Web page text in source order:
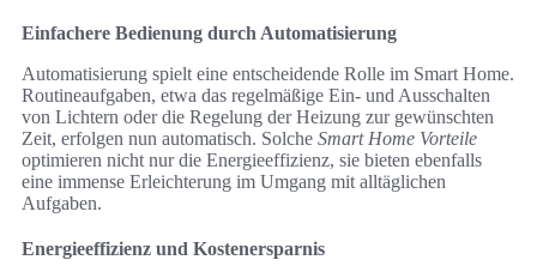
Einfachere Bedienung durch Automatisierung
Automatisierung spielt eine entscheidende Rolle im Smart Home.
Routineaufgaben, etwa das regelmäßige Ein- und Ausschalten
von Lichtern oder die Regelung der Heizung zur gewünschten
Zeit, erfolgen nun automatisch. Solche Smart Home Vorteile
optimieren nicht nur die Energieeffizienz, sie bieten ebenfalls
eine immense Erleichterung im Umgang mit alltäglichen
Aufgaben.
Energieeffizienz und Kostenersparnis